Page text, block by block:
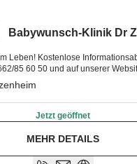
Babywunsch-Klinik Dr
Leben! Kostenlose
85 60 50 und auf unserer
klinik.at
Jetzt geöffnet
MEHR DETAILS